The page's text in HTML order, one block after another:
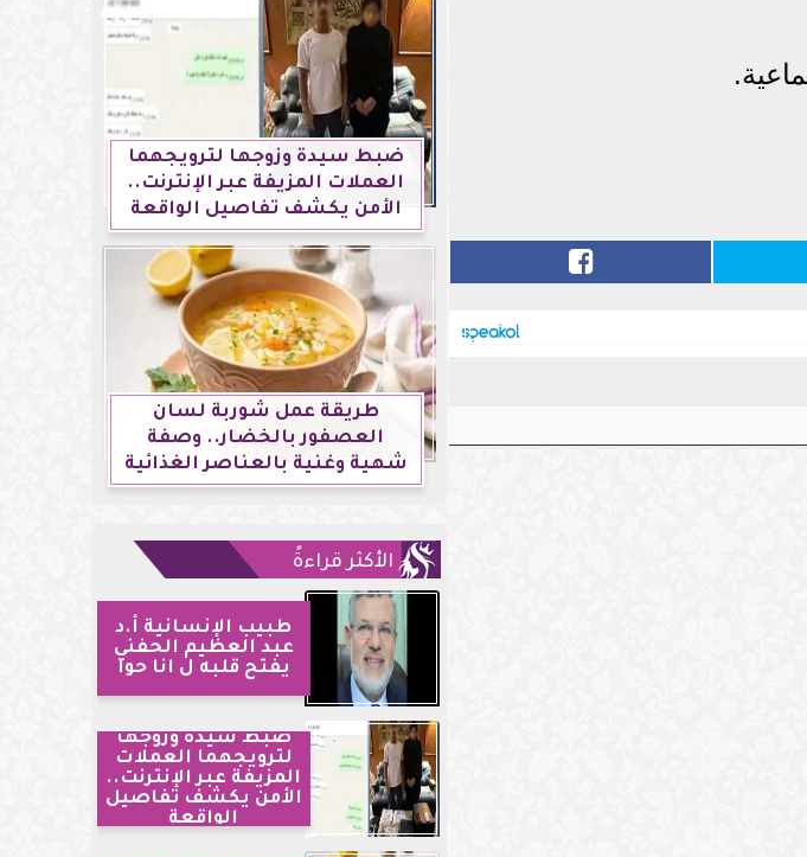
ضبط سيدة وزوجها لترويجهما
العملات المزيفة عبر الإنترنت..
الأمن يكشف تفاصيل الواقعة
طريقة عمل شوربة لسان
العصفور بالخضار.. وصفة
شهية وغنية بالعناصر الغذائية
الأكثر قراءةً
طبيب الإنسانية أ.د
عبد العظيم الحفني
يفتح قلبه ل انا حوا
ضبط سيدة وزوجها
لترويجهما العملات
المزيفة عبر الإنترنت..
الأمن يكشف تفاصيل
الواقعة